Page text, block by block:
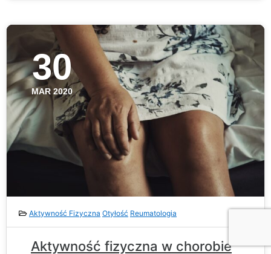
30
MAR 2020
Aktywność Fizyczna Otyłość Reumatologia
Aktywność fizyczna w chorobie